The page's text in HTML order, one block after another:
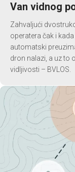
Van vidnog
Zahvaljući
operatera čak i
automatski
dron nalazi, a uz to
vidljivosti – BVLOS.